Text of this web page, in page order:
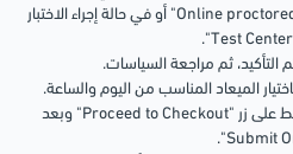
الإلكتروني، تضغط على خيار "Online proctored exam" أو في حالة إجراء الاختبار
التأكيد، ثم مراجعة السياسات.
الميعاد المناسب من اليوم والساعة.
تسديد رسوم الاختباار بعد ذلك بالضغط على زر "Proceed to Checkout" وبعد